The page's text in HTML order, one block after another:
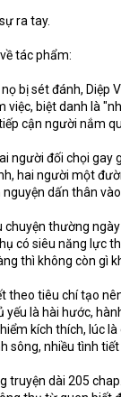
ra tay.
tác phẩm:
bị sét đánh, Diệp
việc, biệt danh là
cận người nắm
người đối chọi
hai người một
dấn thân vào
chuyện thường
có siêu năng lực
thì không còn gì
theo tiêu chí tạo
yếu là hài hước,
kích thích, lúc
sông, nhiều tình
truyện dài 205